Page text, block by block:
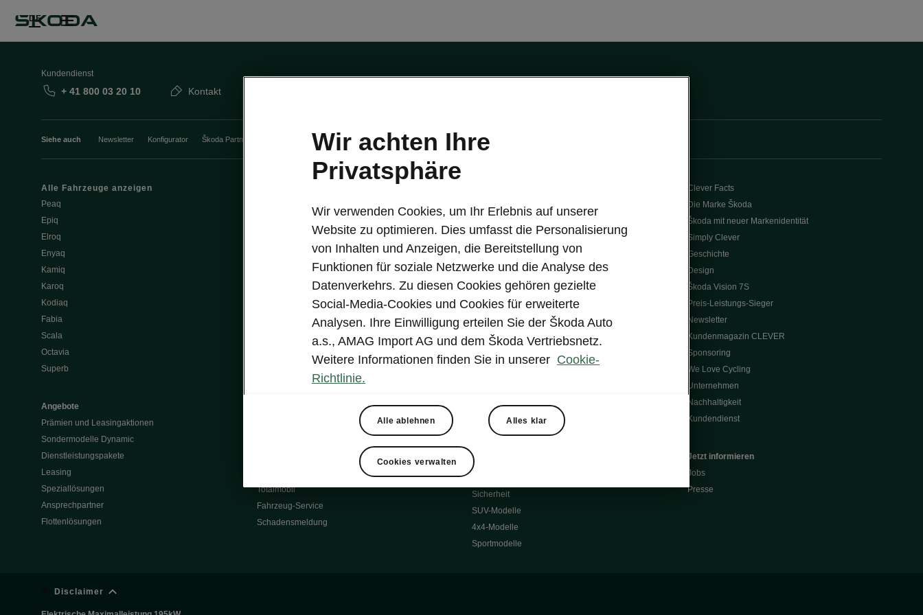
DE
Kundendienst
+ 41 800 03 20 10 Kontakt
Siehe auch Newsletter Konfigurator Škoda Partner
Alle Fahrzeuge anzeigen
Peaq
Epiq
Elroq
Enyaq
Kamiq
Karoq
Kodiaq
Fabia
Scala
Octavia
Superb
Angebote
Prämien und Leasingaktionen
Sondermodelle Dynamic
Dienstleistungspakete
Leasing
Speziallösungen
Ansprechpartner
Flottenlösungen
Software Update
ME3.7 Software Update
Öffentliches Laden
Zuhause laden
Batterie und Reichweite
Škoda Vision O
Totalmobil
Fahrzeug-Service
Schadensmeldung
Škoda Connect
MyŠkoda App
3G Sunset
Verfügbarkeitsliste
Original Zubehör-Kataloge
Winterräder
Transportsysteme
Komfort & Ausstattung
Occasionen
Sicherheit
SUV-Modelle
4x4-Modelle
Sportmodelle
Clever Facts
Die Marke Škoda
Škoda mit neuer Markenidentität
Simply Clever
Geschichte
Design
Škoda Vision 7S
Preis-Leistungs-Sieger
Newsletter
Kundenmagazin CLEVER
Sponsoring
We Love Cycling
Unternehmen
Nachhaltigkeit
Kundendienst
Jetzt informieren
Jobs
Presse
Disclaimer
Wir achten Ihre
Privatsphäre
Wir verwenden Cookies, um Ihr Erlebnis auf unserer
Website zu optimieren. Dies umfasst die Personalisierung
von Inhalten und Anzeigen, die Bereitstellung von
Funktionen für soziale Netzwerke und die Analyse des
Datenverkehrs. Zu diesen Cookies gehören gezielte
Social-Media-Cookies und Cookies für erweiterte
Analysen. Ihre Einwilligung erteilen Sie der Škoda Auto
a.s., AMAG Import AG und dem Škoda Vertriebsnetz.
Weitere Informationen finden Sie in unserer Cookie-
Richtlinie.
Alle ablehnen Alles klar
Cookies verwalten